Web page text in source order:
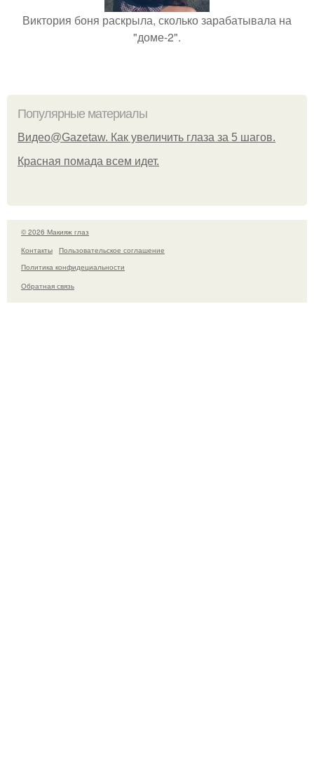
Виктория боня раскрыла, сколько зарабатывала на
"доме-2".
Популярные материалы
Видео@Gazetaw. Как увеличить глаза за 5 шагов.
Красная помада всем идет.
© 2026 Макияж глаз
Контакты
Пользовательское соглашение
Политика конфидециальности
Обратная связь